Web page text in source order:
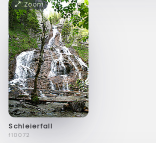
Zoom
Schleierfall
f10072